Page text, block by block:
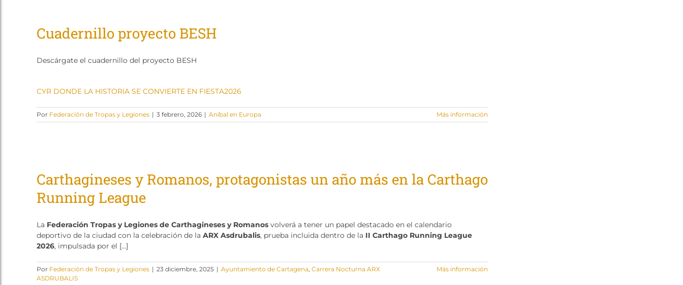
Cuadernillo proyecto BESH
Descárgate el cuadernillo del proyecto BESH
CYR DONDE LA HISTORIA SE CONVIERTE EN FIESTA2026
Por Federación de Tropas y Legiones | 3 febrero, 2026 | Aníbal en Europa Más información
Carthagineses y Romanos, protagonistas un año más en la Carthago
Running League
La Federación Tropas y Legiones de Carthagineses y Romanos volverá a tener un papel destacado en el calendario
deportivo de la ciudad con la celebración de la ARX Asdrubalis, prueba incluida dentro de la II Carthago Running League
2026, impulsada por el […]
Por Federación de Tropas y Legiones | 23 diciembre, 2025 | Ayuntamiento de Cartagena, Carrera Nocturna ARX
ASDRUBALIS
Más información